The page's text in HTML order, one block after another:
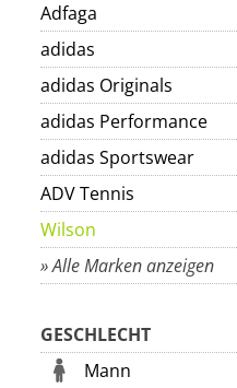
Adfaga
adidas
adidas Originals
adidas Performance
adidas Sportswear
ADV Tennis
Wilson
» Alle Marken anzeigen
GESCHLECHT
Mann